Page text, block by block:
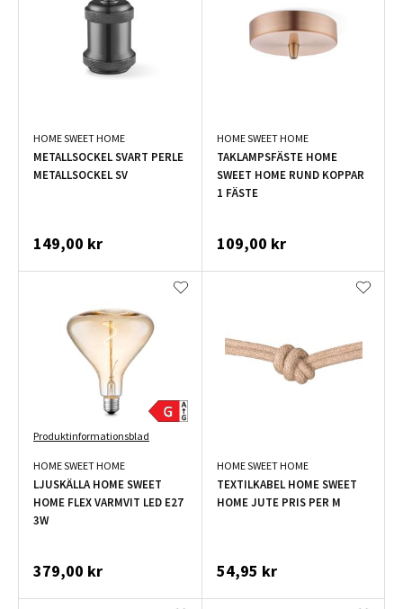
HOME SWEET HOME
METALLSOCKEL SVART PERLE
METALLSOCKEL SV
149,00 kr
HOME SWEET HOME
TAKLAMPSFÄSTE HOME
SWEET HOME RUND KOPPAR
1 FÄSTE
109,00 kr
Produktinformationsblad
HOME SWEET HOME
LJUSKÄLLA HOME SWEET
HOME FLEX VARMVIT LED E27
3W
379,00 kr
HOME SWEET HOME
TEXTILKABEL HOME SWEET
HOME JUTE PRIS PER M
54,95 kr